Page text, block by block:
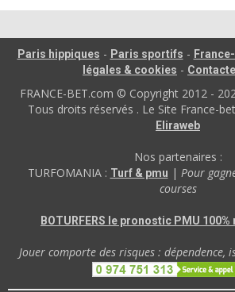
Paris hippiques - Paris sportifs -
légales & cookies -
FRANCE-BET.com © Copyright 2012 -
Tous droits réservés . Le Site France-
Eliraweb
Nos partenaires :
TURFOMANIA : Turf & pmu | Pour
courses
BOTURFERS le pronostic PMU
Jouer comporte des risques : dépendence,